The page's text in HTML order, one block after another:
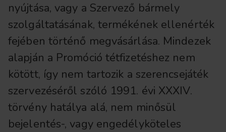
nyújtása, vagy a Szervező bármely
szolgáltatásának, termékének ellenérték
fejében történő megvásárlása. Mindezek
alapján a Promóció tétfizetéshez nem
kötött, így nem tartozik a szerencsejáték
szervezéséről szóló 1991. évi XXXIV.
törvény hatálya alá, nem minősül
bejelentés-, vagy engedélyköteles